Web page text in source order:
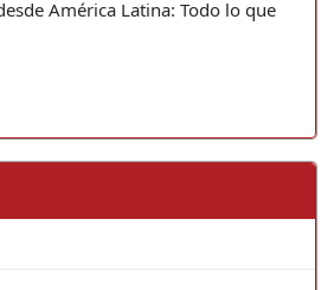
América Latina: Todo lo que